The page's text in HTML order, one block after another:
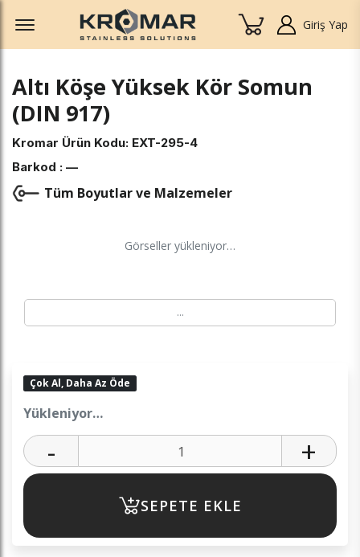
Offcanvas Menu Open
Giriş Yap
Altı Köşe Yüksek Kör Somun
(DIN 917)
Kromar Ürün Kodu: EXT-295-4
Barkod : —
Tüm Boyutlar ve Malzemeler
Görseller yükleniyor…
…
Çok Al, Daha Az Öde
Yükleniyor…
- +
SEPETE EKLE